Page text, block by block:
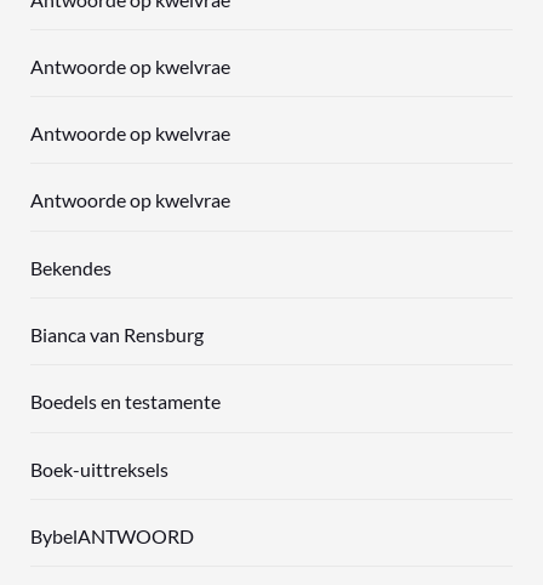
Antwoorde op kwelvrae
Antwoorde op kwelvrae
Antwoorde op kwelvrae
Bekendes
Bianca van Rensburg
Boedels en testamente
Boek-uittreksels
BybelANTWOORD